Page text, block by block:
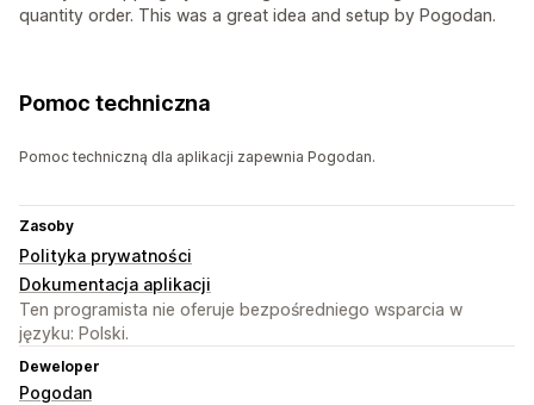
quantity order. This was a great idea and setup by Pogodan.
Pomoc techniczna
Pomoc techniczną dla aplikacji zapewnia Pogodan.
Zasoby
Polityka prywatności
Dokumentacja aplikacji
Ten programista nie oferuje bezpośredniego wsparcia w
języku: Polski.
Deweloper
Pogodan